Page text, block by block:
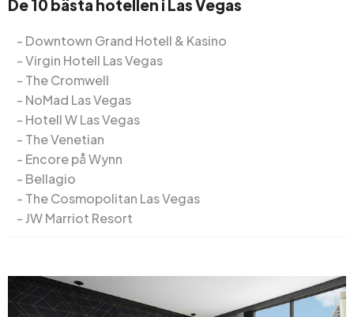
De 10 bästa hotellen i Las Vegas
Downtown Grand Hotell & Kasino
Virgin Hotell Las Vegas
The Cromwell
NoMad Las Vegas
Hotell W Las Vegas
The Venetian
Encore på Wynn
Bellagio
The Cosmopolitan Las Vegas
JW Marriot Resort